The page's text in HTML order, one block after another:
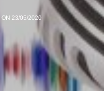
ON 23/05/2020